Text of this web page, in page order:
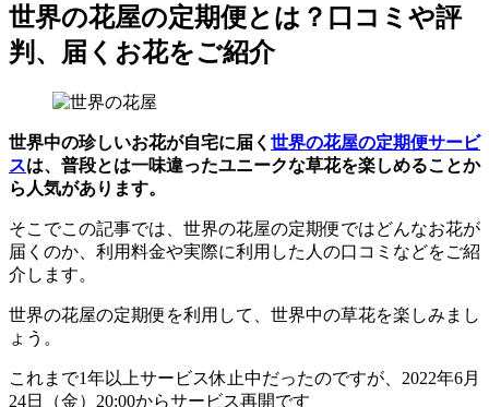
世界の花屋の定期便とは？口コミや評
判、届くお花をご紹介
世界中の珍しいお花が自宅に届く 世界の花屋の定期便サービ
スは、普段とは一味違ったユニークな草花を楽しめることか
ら人気があります。
そこでこの記事では、世界の花屋の定期便ではどんなお花が
届くのか、利用料金や実際に利用した人の口コミなどをご紹
介します。
世界の花屋の定期便を利用して、世界中の草花を楽しみまし
ょう。
これまで1年以上サービス休止中だったのですが、2022年6月
24日（金）20:00からサービス再開です